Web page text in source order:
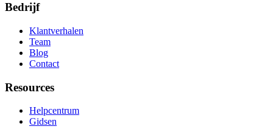
Bedrijf
Klantverhalen
Team
Blog
Contact
Resources
Helpcentrum
Gidsen